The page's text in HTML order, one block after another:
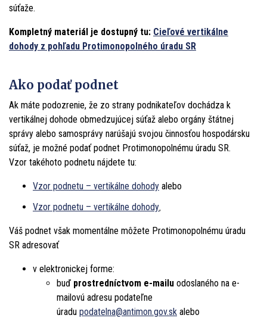
súťaže.
Kompletný materiál je dostupný tu: Cieľové vertikálne
dohody z pohľadu Protimonopolného úradu SR
Ako podať podnet
Ak máte podozrenie, že zo strany podnikateľov dochádza k
vertikálnej dohode obmedzujúcej súťaž alebo orgány štátnej
správy alebo samosprávy narúšajú svojou činnosťou hospodársku
súťaž, je možné podať podnet Protimonopolnému úradu SR.
Vzor takéhoto podnetu nájdete tu:
Vzor podnetu – vertikálne dohody alebo
Vzor podnetu – vertikálne dohody,
Váš podnet však momentálne môžete Protimonopolnému úradu
SR adresovať
v elektronickej forme:
buď prostredníctvom e-mailu odoslaného na e-
mailovú adresu podateľne
úradu podatelna@antimon.gov.sk alebo